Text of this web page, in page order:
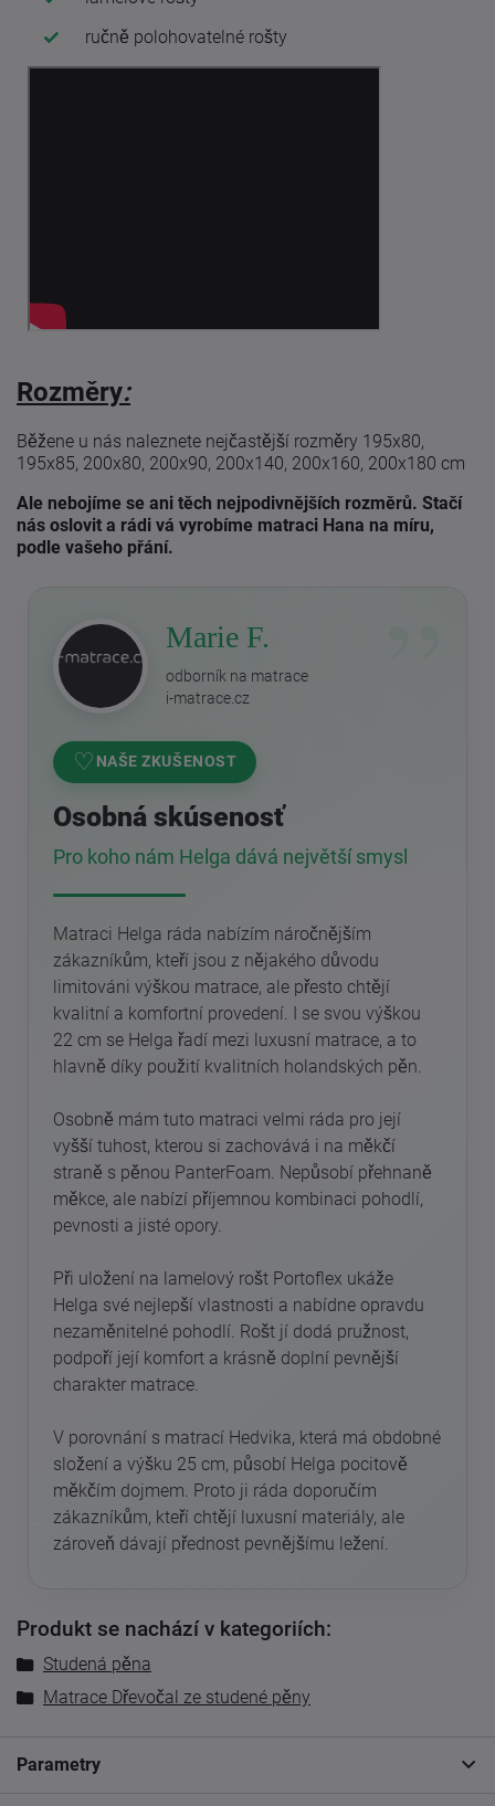
ručně polohovatelné rošty
Rozměry:
Běžene u nás naleznete nejčastější rozměry 195x80,
195x85, 200x80, 200x90, 200x140, 200x160, 200x180 cm
Ale nebojíme se ani těch nejpodivnějších rozměrů. Stačí
nás oslovit a rádi vá vyrobíme matraci Hana na míru,
podle vašeho přání.
Marie F.
odborník na matrace
i-matrace.cz
♡ NAŠE ZKUŠENOST
Osobná skúsenosť
Pro koho nám Helga dává největší smysl
Matraci Helga ráda nabízím náročnějším
zákazníkům, kteří jsou z nějakého důvodu
limitováni výškou matrace, ale přesto chtějí
kvalitní a komfortní provedení. I se svou výškou
22 cm se Helga řadí mezi luxusní matrace, a to
hlavně díky použití kvalitních holandských pěn.
Osobně mám tuto matraci velmi ráda pro její
vyšší tuhost, kterou si zachovává i na měkčí
straně s pěnou PanterFoam. Nepůsobí přehnaně
měkce, ale nabízí příjemnou kombinaci pohodlí,
pevnosti a jisté opory.
Při uložení na lamelový rošt Portoflex ukáže
Helga své nejlepší vlastnosti a nabídne opravdu
nezaměnitelné pohodlí. Rošt jí dodá pružnost,
podpoří její komfort a krásně doplní pevnější
charakter matrace.
V porovnání s matrací Hedvika, která má obdobné
složení a výšku 25 cm, působí Helga pocitově
měkčím dojmem. Proto ji ráda doporučím
zákazníkům, kteří chtějí luxusní materiály, ale
zároveň dávají přednost pevnějšímu ležení.
Produkt se nachází v kategoriích:
Studená pěna
Matrace Dřevočal ze studené pěny
Parametry